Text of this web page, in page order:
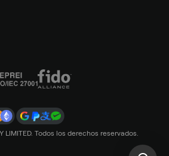
LIMITED. Todos los derechos reservados.